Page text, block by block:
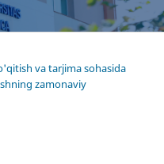
va tarjima sohasida
zamonaviy